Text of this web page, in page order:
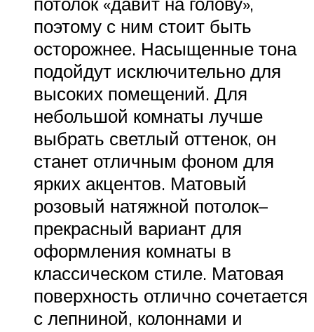
поэтому с ним стоит быть
осторожнее. Насыщенные тона
подойдут исключительно для
высоких помещений. Для
небольшой комнаты лучше
выбрать светлый оттенок, он
станет отличным фоном для
ярких акцентов. Матовый
розовый натяжной потолок–
прекрасный вариант для
оформления комнаты в
классическом стиле. Матовая
поверхность отлично сочетается
с лепниной, колоннами и